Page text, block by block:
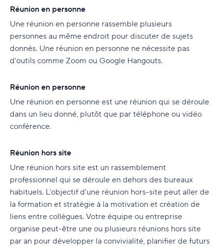
Réunion en personne
Une réunion en personne rassemble plusieurs
personnes au même endroit pour discuter de sujets
donnés. Une réunion en personne ne nécessite pas
d'outils comme Zoom ou Google Hangouts.
Réunion en personne
Une réunion en personne est une réunion qui se déroule
dans un lieu donné, plutôt que par téléphone ou vidéo
conférence.
Réunion hors site
Une réunion hors site est un rassemblement
professionnel qui se déroule en dehors des bureaux
habituels. L'objectif d'une réunion hors-site peut aller de
la formation et stratégie à la motivation et création de
liens entre collègues. Votre équipe ou entreprise
organise peut-être une ou plusieurs réunions hors site
par an pour développer la convivialité, planifier de futurs